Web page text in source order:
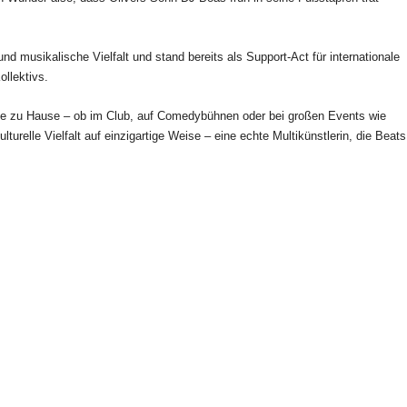
musikalische Vielfalt und stand bereits als Support-Act für internationale
Hause – ob im Club, auf Comedybühnen oder bei großen Events wie
Vielfalt auf einzigartige Weise – eine echte Multikünstlerin, die Beats